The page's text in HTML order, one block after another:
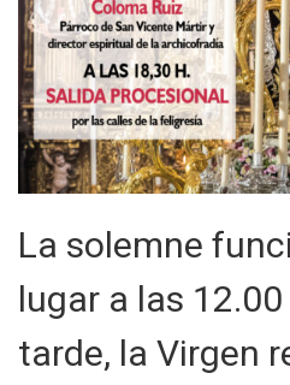
La solemne
lugar a las
tarde, la Virgen